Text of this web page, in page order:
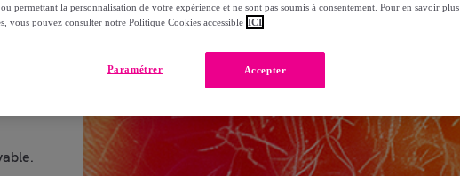
permettant la personnalisation de votre expérience et ne sont pas soumis à consentement. Pour en savoir plus
vous pouvez consulter notre Politique Cookies accessible ICI
Accepter
Paramétrer